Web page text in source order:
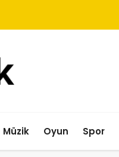
Müzik Oyun Spor